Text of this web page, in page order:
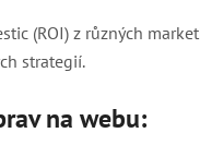
(ROI) z různých
strategií.
na webu: